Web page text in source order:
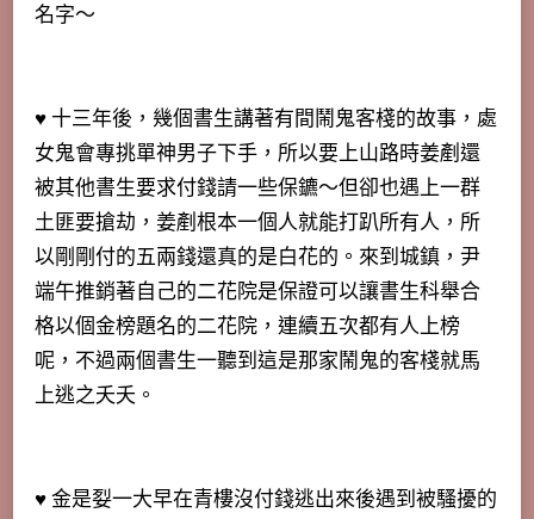
名字～
♥ 十三年後，幾個書生講著有間鬧鬼客棧的故事，處
女鬼會專挑單神男子下手，所以要上山路時姜剷還
被其他書生要求付錢請一些保鑣～但卻也遇上一群
土匪要搶劫，姜剷根本一個人就能打趴所有人，所
以剛剛付的五兩錢還真的是白花的。來到城鎮， 尹
端午推銷著自己的二花院是保證可以讓書生科舉合
格以個金榜題名的二花院，連續五次都有人上榜
呢 ，不過兩個書生一聽到這是那家鬧鬼的客棧就馬
上逃之夭夭。
♥ 金是姴一大早在青樓沒付錢逃出來後遇到被騷擾的